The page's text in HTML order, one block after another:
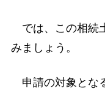
では、この相続
みましょう。
申請の対象とな